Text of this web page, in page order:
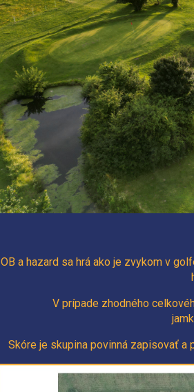
OB a hazard sa hrá ako je zvykom v
V prípade zhodného
Skóre je skupina povinná zapisovať a